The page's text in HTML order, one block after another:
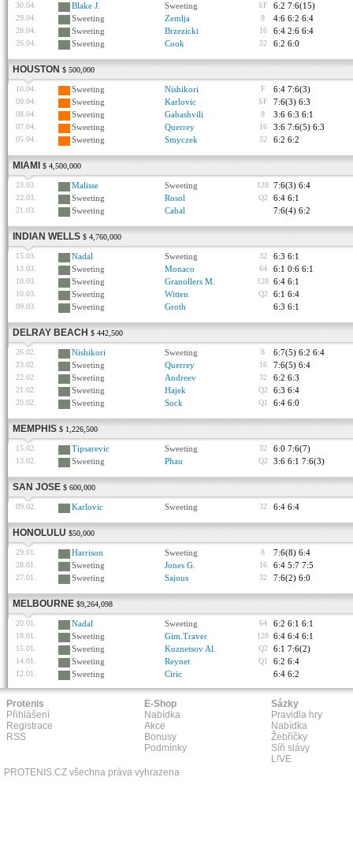
30.04. Blake J. Sweeting SF 6:2 7:6(15)
29.04. Sweeting Zemlja 8 4:6 6:2 6:4
28.04. Sweeting Brzezicki 16 6:4 2:6 6:4
26.04. Sweeting Cook 32 6:2 6:0
HOUSTON $ 500,000
10.04. Sweeting Nishikori F 6:4 7:6(3)
09.04. Sweeting Karlovic SF 7:6(3) 6:3
08.04. Sweeting Gabashvili 8 3:6 6:3 6:1
07.04. Sweeting Querrey 16 3:6 7:6(5) 6:3
05.04. Sweeting Smyczek 32 6:2 6:2
MIAMI $ 4,500,000
23.03. Malisse Sweeting 128 7:6(3) 6:4
22.03. Sweeting Rosol Q2 6:4 6:1
21.03. Sweeting Cabal 7:6(4) 6:2
INDIAN WELLS $ 4,760,000
15.03. Nadal Sweeting 32 6:3 6:1
13.03. Sweeting Monaco 64 6:1 0:6 6:1
10.03. Sweeting Granollers M. 128 6:4 6:1
10.03. Sweeting Witten Q2 6:1 6:4
09.03. Sweeting Groth 6:3 6:1
DELRAY BEACH $ 442,500
26.02. Nishikori Sweeting 8 6:7(5) 6:2 6:4
23.02. Sweeting Querrey 16 7:6(5) 6:4
22.02. Sweeting Andreev 32 6:2 6:3
21.02. Sweeting Hajek Q2 6:3 6:4
20.02. Sweeting Sock Q1 6:4 6:0
MEMPHIS $ 1,226,500
15.02. Tipsarevic Sweeting 32 6:0 7:6(7)
13.02. Sweeting Phau Q2 3:6 6:1 7:6(3)
SAN JOSE $ 600,000
09.02. Karlovic Sweeting 32 6:4 6:4
HONOLULU $50,000
29.01. Harrison Sweeting 8 7:6(8) 6:4
28.01. Sweeting Jones G. 16 6:4 5:7 7:5
27.01. Sweeting Sajous 32 7:6(2) 6:0
MELBOURNE $9,264,098
20.01. Nadal Sweeting 64 6:2 6:1 6:1
18.01. Sweeting Gim.Traver 128 6:4 6:4 6:1
15.01. Sweeting Kuznetsov Al. Q2 6:1 7:6(2)
14.01. Sweeting Reynet Q1 6:2 6:4
12.01. Sweeting Ciric 6:4 6:2
Protenis
Přihlášení
Registrace
RSS
E-Shop
Nabídka
Akce
Bonusy
Podmínky
Sázky
Pravidla hry
Nabídka
Žebříčky
Síň slávy
L!VE
PROTENIS.CZ všechna práva vyhrazena